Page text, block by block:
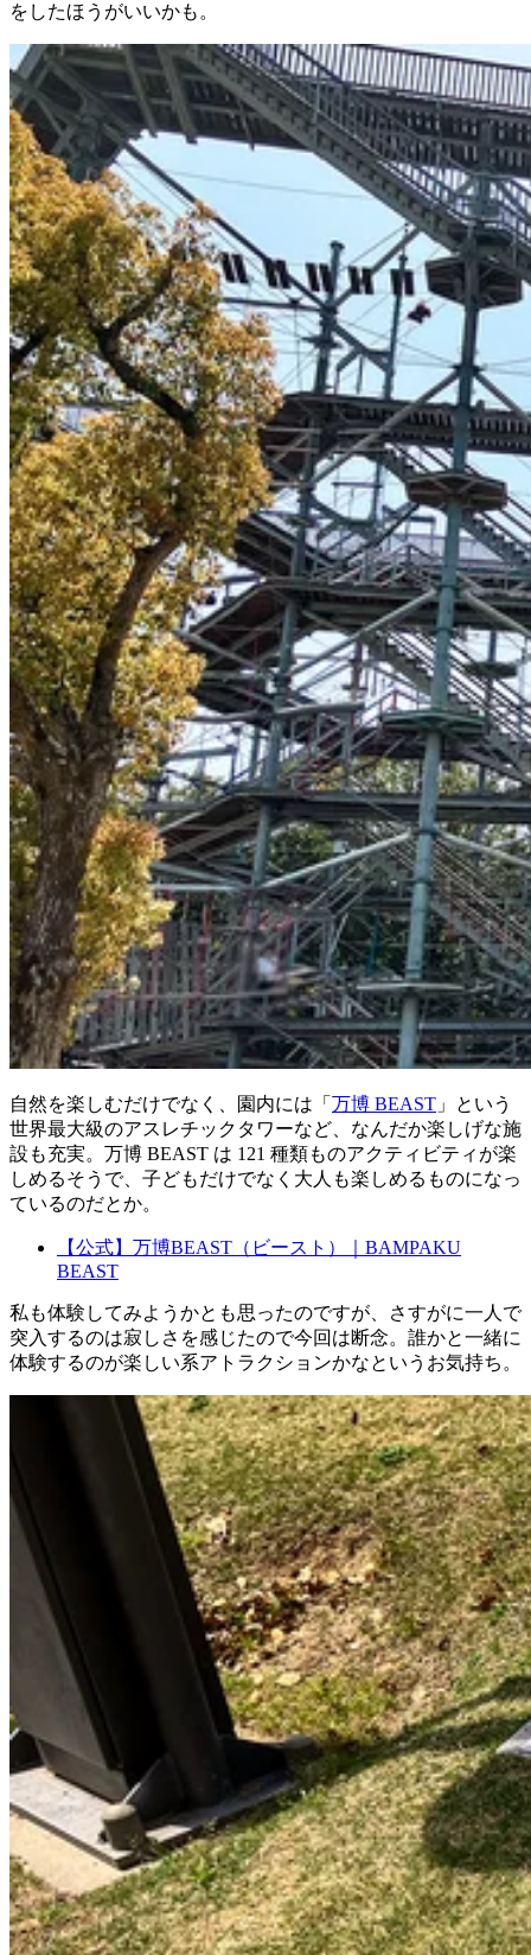
をしたほうがいいかも。
自然を楽しむだけでなく、園内には「 万博 BEAST 」という
世界最大級のアスレチックタワーなど、なんだか楽しげな施
設も充実。万博 BEAST は 121 種類ものアクティビティが楽
しめるそうで、子どもだけでなく大人も楽しめるものになっ
ているのだとか。
【公式】万博BEAST（ビースト）｜BAMPAKU
BEAST
私も体験してみようかとも思ったのですが、さすがに一人で
突入するのは寂しさを感じたので今回は断念。誰かと一緒に
体験するのが楽しい系アトラクションかなというお気持ち。